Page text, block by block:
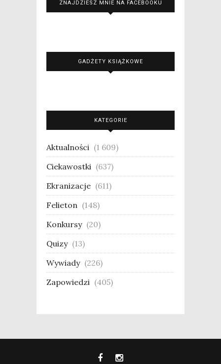
ZNAJDZIESZ MNIE NA FACEBOOKU
GADŻETY KSIĄŻKOWE
KATEGORIE
Aktualności (1 609)
Ciekawostki (637)
Ekranizacje (611)
Felieton (148)
Konkursy (20)
Quizy (13)
Wywiady (226)
Zapowiedzi (405)